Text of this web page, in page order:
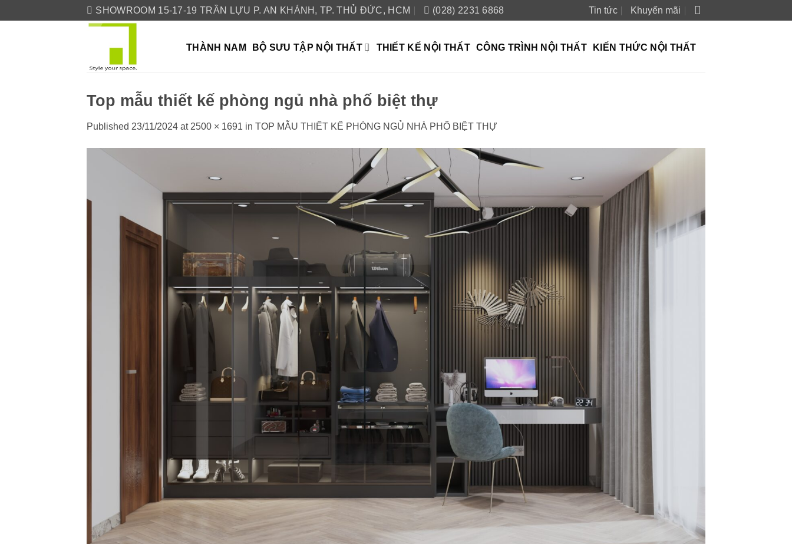
to
SHOWROOM 15-17-19 TRẦN LỰU P. AN KHÁNH, TP. THỦ ĐỨC, HCM (028) 2231 6868 Tin tức Khuyến mãi
THÀNH NAM BỘ SƯU TẬP NỘI THẤT THIẾT KẾ NỘI THẤT CÔNG TRÌNH NỘI THẤT KIẾN THỨC NỘI THẤT
Top mẫu thiết kế phòng ngủ nhà phố biệt thự
Published 23/11/2024 at 2500 × 1691 in TOP MẪU THIẾT KẾ PHÒNG NGỦ NHÀ PHỐ BIỆT THỰ